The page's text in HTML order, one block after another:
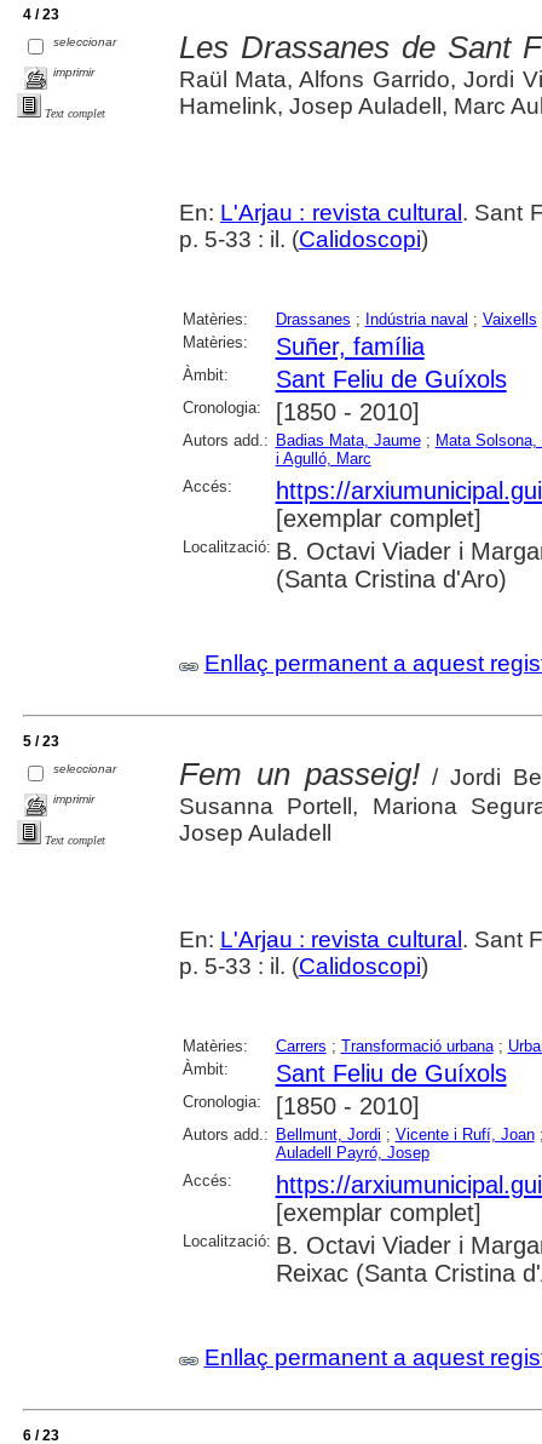
4 / 23
seleccionar
imprimir
Text complet
Les Drassanes de Sant
Raül Mata, Alfons Garrido, Jordi
Hamelink, Josep Auladell, Marc
En: L'Arjau : revista cultural . Sant
p. 5-33 : il. (Calidoscopi)
Matèries: Drassanes ; Indústria naval ; Vaixells
Matèries:
Suñer, família
Àmbit: Sant Feliu de Guíxols
Cronologia: [1850 - 2010]
Autors add.: Badias Mata, Jaume; Mata Solsona,
i Agulló, Marc
Accés:
https://
[exemplar complet]
Localització: B. Octavi Viader i
(Santa Cristina d'Aro)
Enllaç permanent a aquest
5 / 23
seleccionar
imprimir
Text complet
Fem un passeig! / Jordi
Susanna Portell, Mariona
Josep Auladell
En: L'Arjau : revista cultural . Sant
p. 5-33 : il. (Calidoscopi)
Matèries: Carrers ; Transformació urbana;
Àmbit:
Sant Feliu de Guíxols
Cronologia: [1850 - 2010]
Autors add.: Bellmunt, Jordi ; Vicente i Rufí, Joan
Auladell Payró, Josep
Accés:
https://
[exemplar complet]
Localització: B. Octavi Viader i
Reixac (Santa Cristina
Enllaç permanent a aquest
6 / 23